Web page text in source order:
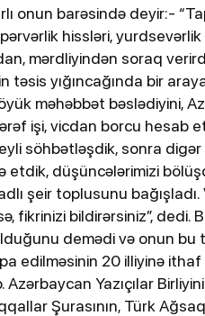
onun barəsində deyir:-
hissləri,
mərdliyindən soraq
təsis yığıncağında bir
məhəbbət bəslədiyini,
işi, vicdan borcu hesab
söhbətləşdik, sonra
düşüncələrimizi
şeir toplusunu
fikrinizi bildirərsiniz”, dedi.
demədi və onun bu
edilməsinin 20 illiyinə ithaf
Yazıçılar
Şurasının, Türk